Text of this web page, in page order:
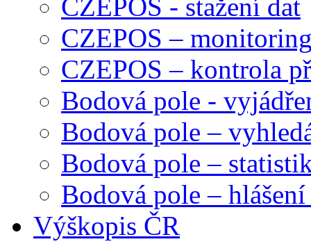
CZEPOS - stažení dat
CZEPOS –
CZEPOS – kontrola
Bodová pole -
Bodová pole –
Bodová pole –
Bodová pole – hlášení
Výškopis ČR